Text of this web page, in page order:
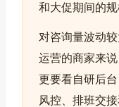
和大促期间的规
对咨询量波动
运营的商家来
更要看自研后
风控、排班交